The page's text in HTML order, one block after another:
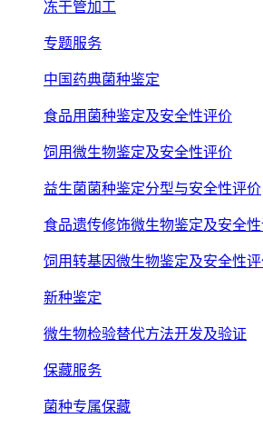
冻干管加工
专题服务
中国药典菌种鉴定
食品用菌种鉴定及安全性评价
饲用微生物鉴定及安全性评价
益生菌菌种鉴定分型与安全性评价
食品遗传修饰微生物鉴定及安全
饲用转基因微生物鉴定及安全性
新种鉴定
微生物检验替代方法开发及验证
保藏服务
菌种专属保藏